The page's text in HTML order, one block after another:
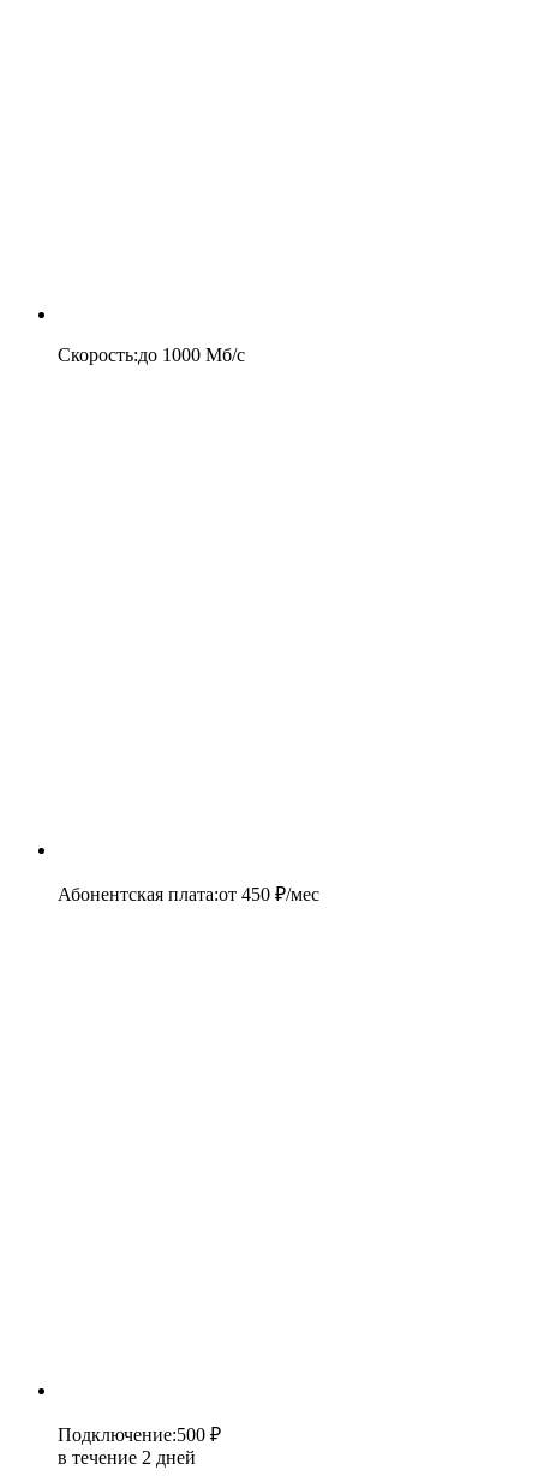
Скорость:до 1000 Мб/c
Абонентская плата:от 450 ₽/мес
Подключение:500 ₽
в течение 2 дней